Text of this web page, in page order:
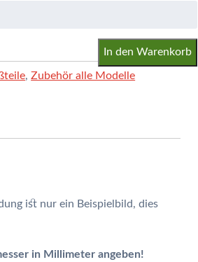
In den Warenkorb
,Zubehör alle Modelle
ist nur ein Beispielbild, dies
in Millimeter angeben!